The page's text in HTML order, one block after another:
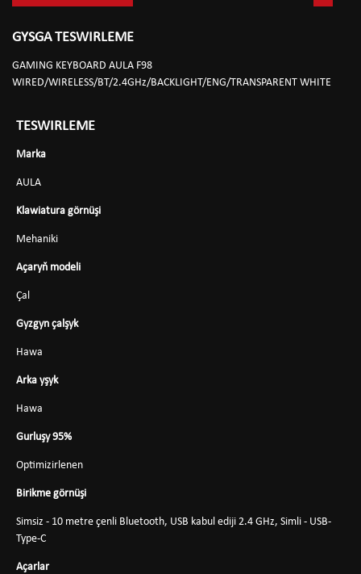
GYSGA TESWIRLEME
GAMING KEYBOARD AULA F98
WIRED/WIRELESS/BT/2.4GHz/BACKLIGHT/ENG/TRANSPARENT WHITE
TESWIRLEME
Marka
AULA
Klawiatura görnüşi
Mehaniki
Açaryň modeli
Çal
Gyzgyn çalşyk
Hawa
Arka yşyk
Hawa
Gurluşy 95%
Optimizirlenen
Birikme görnüşi
Simsiz - 10 metre çenli Bluetooth, USB kabul ediji 2.4 GHz, Simli - USB-
Type-C
Açarlar